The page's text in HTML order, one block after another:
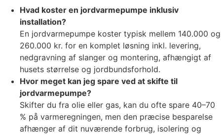
Hvad koster en jordvarmepumpe inklusiv
installation?
En jordvarmepumpe koster typisk mellem 140.000 og
260.000 kr. for en komplet løsning inkl. levering,
nedgravning af slanger og montering, afhængigt af
husets størrelse og jordbundsforhold.
Hvor meget kan jeg spare ved at skifte til
jordvarmepumpe?
Skifter du fra olie eller gas, kan du ofte spare 40–70
% på varmeregningen, men den præcise besparelse
afhænger af dit nuværende forbrug, isolering og